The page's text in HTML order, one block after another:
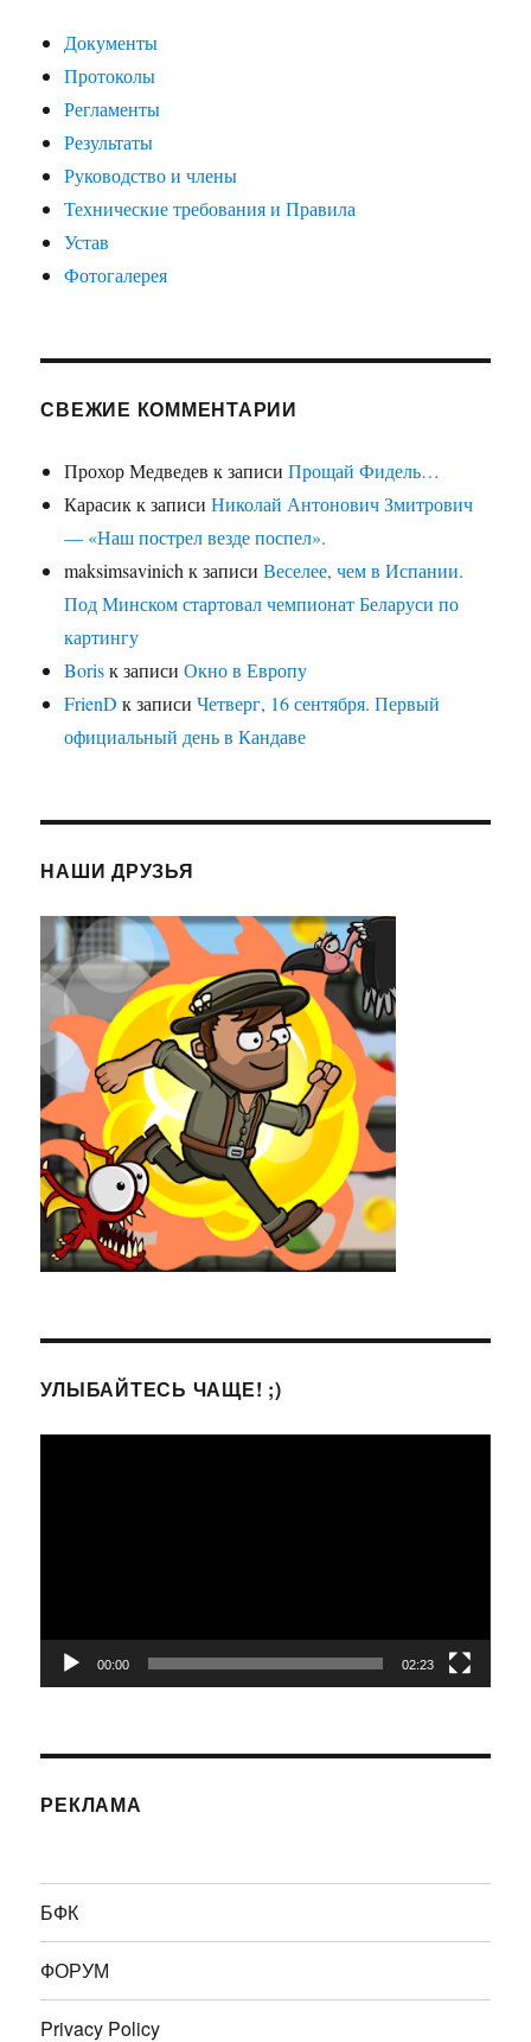
Документы
Протоколы
Регламенты
Результаты
Руководство и члены
Технические требования и Правила
Устав
Фотогалерея
СВЕЖИЕ КОММЕНТАРИИ
Прохор Медведев к записиПрощай Фидель…
Карасикк записиНиколай Антонович Змитрович
— «Наш пострел везде поспел».
maksimsavinich к записиВеселее, чем в Испании.
Под Минском стартовал чемпионат Беларуси по
картингу
Borisк записиОкно в Европу
FrienD к записиЧетверг, 16 сентября. Первый
официальный день в Кандаве
НАШИ ДРУЗЬЯ
УЛЫБАЙТЕСЬ ЧАЩЕ! ;)
00:00 02:23
РЕКЛАМА
БФК
ФОРУМ
Privacy Policy